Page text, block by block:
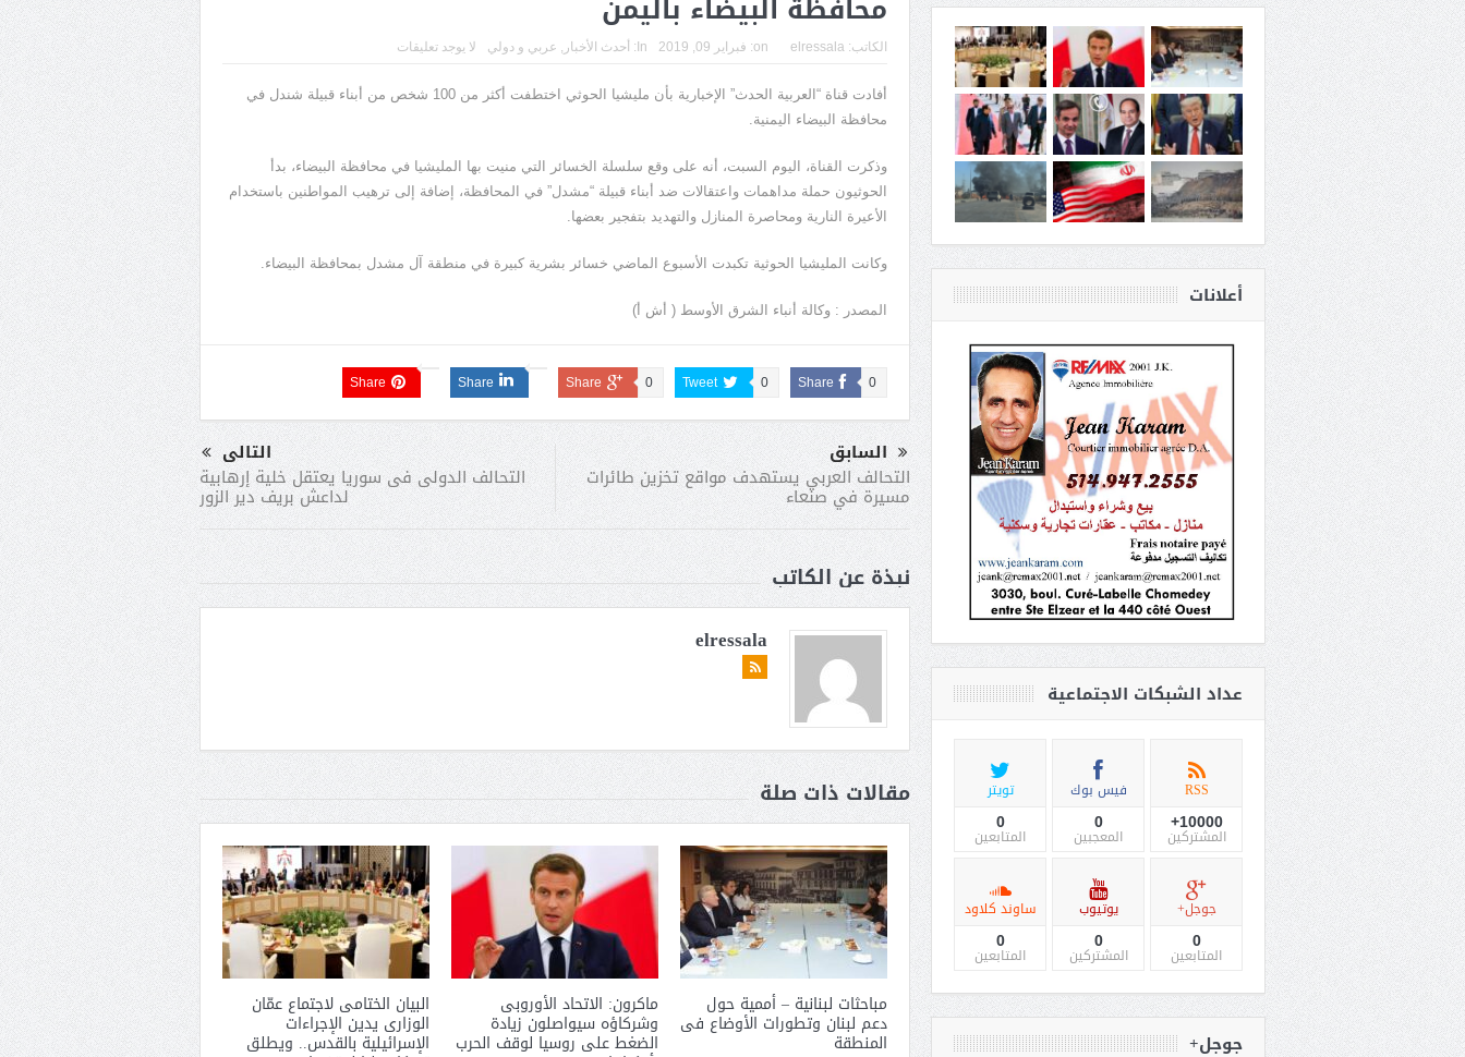
الكاتب: elressala
on: فبراير 09, 2019 In: أحدث الأخبار عربي و دولي لا يوجد تعليقات
أفادت قناة “العربية الحدث” الإخبارية بأن مليشيا الحوثي اختطفت أكثر من 100 شخص من أبناء قبيلة شندل في
محافظة البيضاء اليمنية.
وذكرت القناة، اليوم السبت، أنه على وقع سلسلة الخسائر التي منيت بها المليشيا في محافظة البيضاء، بدأ
الحوثيون حملة مداهمات واعتقالات ضد أبناء قبيلة “مشدل” في المحافظة، إضافة إلى ترهيب المواطنين باستخدام
الأعيرة النارية ومحاصرة المنازل والتهديد بتفجير بعضها.
وكانت المليشيا الحوثية تكبدت الأسبوع الماضي خسائر بشرية كبيرة في منطقة آل مشدل بمحافظة البيضاء.
المصدر : وكالة أنباء الشرق الأوسط ( أش أ)
Share 0
Tweet 0
Share 0
Share
Share
السابق
التحالف العربي يستهدف مواقع تخزين طائرات
مسيرة في صنعاء
التالى
التحالف الدولى فى سوريا يعتقل خلية إرهابية
لداعش بريف دير الزور
نبذة عن الكاتب
elressala
مقالات ذات صلة
مباحثات لبنانية – أممية حول
دعم لبنان وتطورات الأوضاع فى
المنطقة
ماكرون: الاتحاد الأوروبى
وشركاؤه سيواصلون زيادة
الضغط على روسيا لوقف الحرب
البيان الختامى لاجتماع عمّان
الوزارى يدين الإجراءات
الإسرائيلية بالقدس.. ويطلق
أعلانات
عداد الشبكات الاجتماعية
RSS
10000+
المشتركين
فيس بوك
0
المعجبين
تويتر
0
المتابعين
جوجل+
0
المتابعين
يوتيوب
0
المشتركين
ساوند كلاود
0
المتابعين
جوجل+